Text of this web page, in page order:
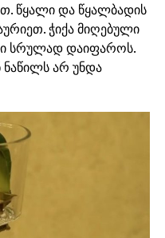
წყალი და წყალბადის
ჭიქა მიღებული
სრულად დაიფაროს.
არ უნდა